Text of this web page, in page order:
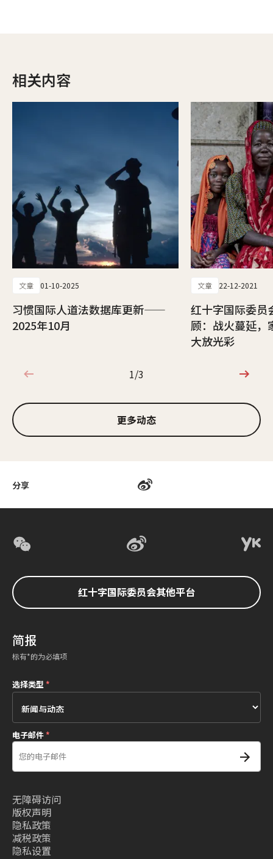
分享
相关内容
文章 01-10-2025
习惯国际人道法数据库更新——
2025年10月
文章 22-12-2021
红十字国际委员
顾：战火蔓延，
大放光彩
1/3
1/3
更多动态
红十字国际委员会其他平台
简报
标有*的为必填项
选择类型*
电子邮件*
无障碍访问
版权声明
隐私政策
减税政策
隐私设置